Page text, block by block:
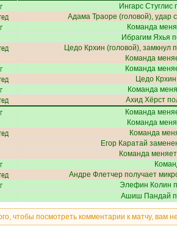
Ингарс Стуглис
Адама Траоре (головой), удар
Команда
Ибрагим Яхья
Цедо Крхин (головой), замкнул
Команда
Команда
Цедо Крхин
Команда
Ахид Хёрст
Команда
Команда
Команда
Егор Каратай
Команда
Андре Флетчер получает
Элефин Колин
Ашиш Пандай
чтобы посмотреть комментарии к матчу, вам